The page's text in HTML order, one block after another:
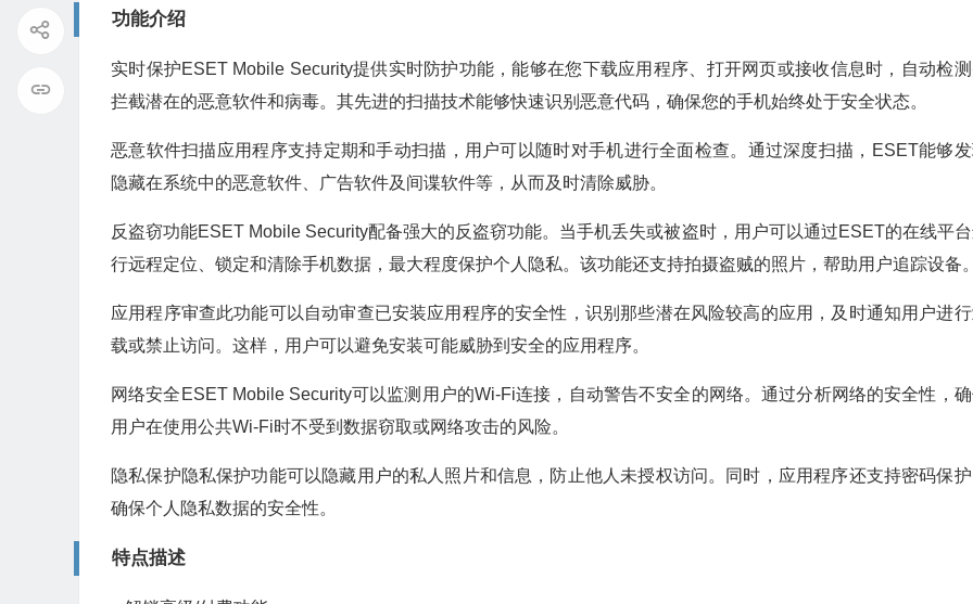
功能介绍
实时保护ESET Mobile Security提供实时防护功能，能够在您下载应用程序、打开网页或接收信息时，自动检
拦截潜在的恶意软件和病毒。其先进的扫描技术能够快速识别恶意代码，确保您的手机始终处于安全状态。
恶意软件扫描应用程序支持定期和手动扫描，用户可以随时对手机进行全面检查。通过深度扫描，ESET能够
隐藏在系统中的恶意软件、广告软件及间谍软件等，从而及时清除威胁。
反盗窃功能ESET Mobile Security配备强大的反盗窃功能。当手机丢失或被盗时，用户可以通过ESET的在线平
行远程定位、锁定和清除手机数据，最大程度保护个人隐私。该功能还支持拍摄盗贼的照片，帮助用户追踪设备
应用程序审查此功能可以自动审查已安装应用程序的安全性，识别那些潜在风险较高的应用，及时通知用户进
载或禁止访问。这样，用户可以避免安装可能威胁到安全的应用程序。
网络安全ESET Mobile Security可以监测用户的Wi-Fi连接，自动警告不安全的网络。通过分析网络的安全性，
用户在使用公共Wi-Fi时不受到数据窃取或网络攻击的风险。
隐私保护隐私保护功能可以隐藏用户的私人照片和信息，防止他人未授权访问。同时，应用程序还支持密码保
确保个人隐私数据的安全性。
特点描述